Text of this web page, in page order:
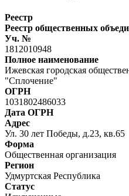
Реестр
Реестр общественных
Уч. №
1812010948
Полное наименование
Ижевская городская
"Сплочение"
ОГРН
1031802486033
Дата ОГРН
Адрес
Ул. 30 лет Победы, д.23, кв.65
Форма
Общественная организация
Регион
Удмуртская Республика
Статус